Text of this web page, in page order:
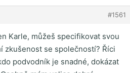
#1561
Karle, můžeš specifikovat svou
zkušenost se společností? Říci
podvodník je snadné, dokázat